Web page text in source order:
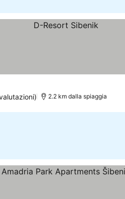
2.2 km dalla spiaggia